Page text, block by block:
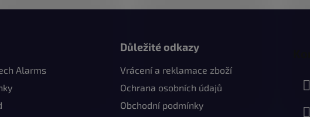
Alarms
Důležité odkazy
Vrácení a reklamace zboží
Ochrana osobních údajů
Obchodní podmínky